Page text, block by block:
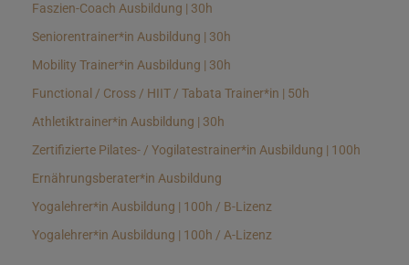
Faszien-Coach Ausbildung | 30h
Seniorentrainer*in Ausbildung | 30h
Mobility Trainer*in Ausbildung | 30h
Functional / Cross / HIIT / Tabata Trainer*in | 50h
Athletiktrainer*in Ausbildung | 30h
Zertifizierte Pilates- / Yogilatestrainer*in Ausbildung | 100h
Ernährungsberater*in Ausbildung
Yogalehrer*in Ausbildung | 100h / B-Lizenz
Yogalehrer*in Ausbildung | 100h / A-Lizenz